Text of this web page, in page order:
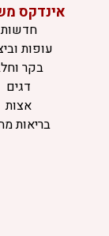
אינדקס
חדשות
עופות
בקר
דגים
אצות
בריאות